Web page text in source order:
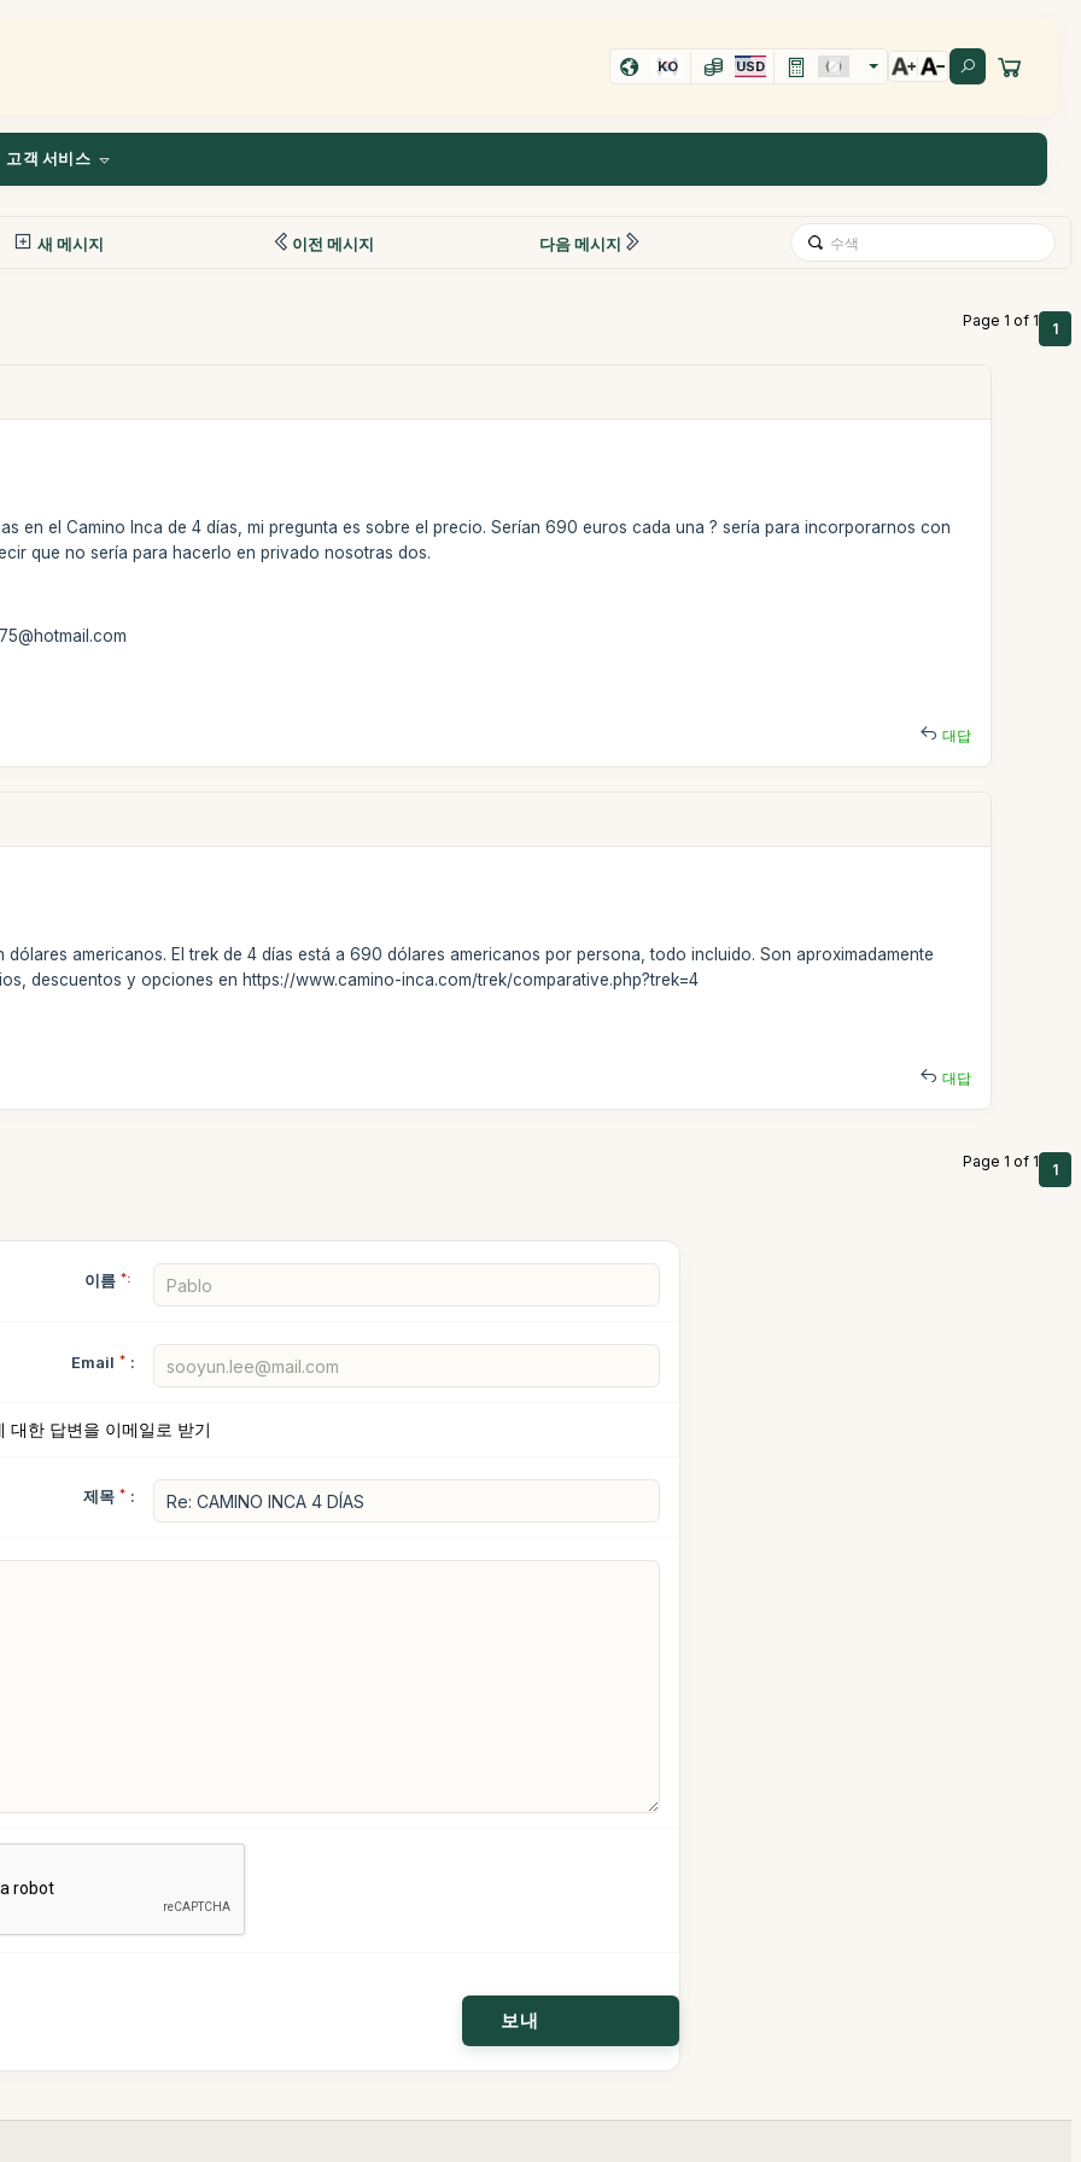
KO USD
고객 서비스
새 메시지 이전 메시지 다음 메시지
Page 1 of 1 1
en el Camino Inca de 4 días, mi pregunta es sobre el precio. Serían 690 euros cada una ? sería para incorporarnos con
que no sería para hacerlo en privado nosotras dos.
대답
americanos. El trek de 4 días está a 690 dólares americanos por persona, todo incluido. Son aproximadamente
descuentos y opciones en https://www.camino-inca.com/trek/comparative.php?trek=4
대답
Page 1 of 1 1
이름 *:
Email * :
대한 답변을 이메일로 받기
제목 * :